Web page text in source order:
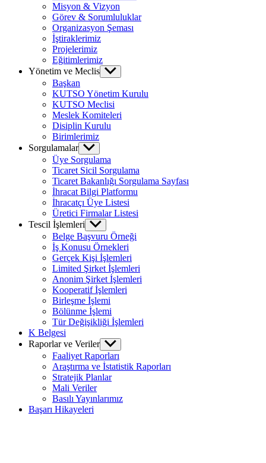
Misyon & Vizyon
Görev & Sorumluluklar
Organizasyon Şeması
İştiraklerimiz
Projelerimiz
Eğitimlerimiz
Yönetim ve Meclis Show
sub
menu
Başkan
KUTSO Yönetim Kurulu
KUTSO Meclisi
Meslek Komiteleri
Disiplin Kurulu
Birimlerimiz
Sorgulamalar Show
sub
menu
Üye Sorgulama
Ticaret Sicil Sorgulama
Ticaret Bakanlığı Sorgulama Sayfası
İhracat Bilgi Platformu
İhracatçı Üye Listesi
Üretici Firmalar Listesi
Tescil İşlemleri Show
sub
menu
Belge Başvuru Örneği
İş Konusu Örnekleri
Gerçek Kişi İşlemleri
Limited Şirket İşlemleri
Anonim Şirket İşlemleri
Kooperatif İşlemleri
Birleşme İşlemi
Bölünme İşlemi
Tür Değişikliği İşlemleri
K Belgesi
Raporlar ve Veriler Show
sub
menu
Faaliyet Raporları
Araştırma ve İstatistik Raporları
Stratejik Planlar
Mali Veriler
Basılı Yayınlarımız
Başarı Hikayeleri